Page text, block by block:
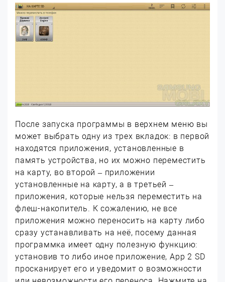
После запуска программы в верхнем меню вы
может выбрать одну из трех вкладок: в первой
находятся приложения, установленные в
память устройства, но их можно переместить
на карту, во второй – приложении
установленные на карту, а в третьей –
приложения, которые нельзя переместить на
флеш-накопитель. К сожалению, не все
приложения можно переносить на карту либо
сразу устанавливать на неё, посему данная
программка имеет одну полезную функцию:
установив то либо иное приложение, App 2 SD
просканирует его и уведомит о возможности